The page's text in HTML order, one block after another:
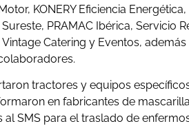
KONERY Eficiencia
PRAMAC Ibérica, Servicio
Catering y Eventos,
tractores y equipos
en fabricantes de
SMS para el traslado de